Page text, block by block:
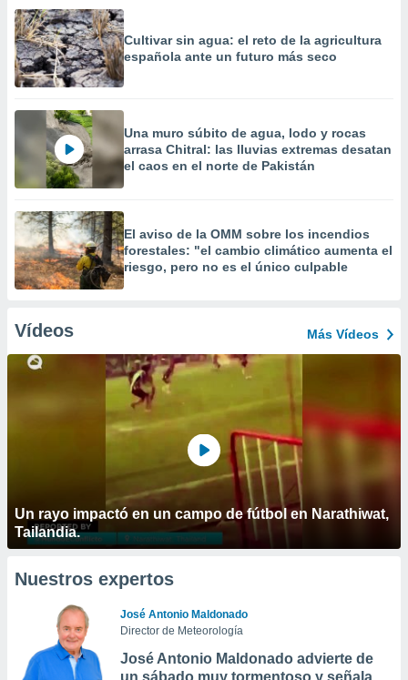
Cultivar sin agua: el reto de la agricultura
española ante un futuro más seco
Una muro súbito de agua, lodo y rocas
arrasa Chitral: las lluvias extremas desatan
el caos en el norte de Pakistán
El aviso de la OMM sobre los incendios
forestales: "el cambio climático aumenta el
riesgo, pero no es el único culpable
Vídeos Más Vídeos
Un rayo impactó en un campo de fútbol en Narathiwat,
Tailandia.
Nuestros expertos
José Antonio Maldonado
Director de Meteorología
José Antonio Maldonado advierte de
un sábado muy tormentoso y señala